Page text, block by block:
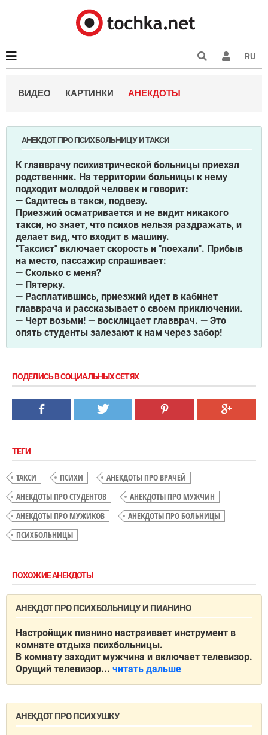
RU
ВИДЕО КАРТИНКИ АНЕКДОТЫ
АНЕКДОТ ПРО ПСИХБОЛЬНИЦУ И ТАКСИ
К главврачу психиатрической больницы приехал
родственник. На территории больницы к нему
подходит молодой человек и говорит:
— Садитесь в такси, подвезу.
Приезжий осматривается и не видит никакого
такси, но знает, что психов нельзя раздражать, и
делает вид, что входит в машину.
"Таксист" включает скорость и "поехали". Прибыв
на место, пассажир спрашивает:
— Сколько с меня?
— Пятерку.
— Расплатившись, приезжий идет в кабинет
главврача и рассказывает о своем приключении.
— Черт возьми! — восклицает главврач. — Это
опять студенты залезают к нам через забор!
ПОДЕЛИСЬ В СОЦИАЛЬНЫХ СЕТЯХ
ТЕГИ
ТАКСИ ПСИХИ
АНЕКДОТЫ ПРО ВРАЧЕЙ
АНЕКДОТЫ ПРО СТУДЕНТОВ
АНЕКДОТЫ ПРО МУЖЧИН
АНЕКДОТЫ ПРО МУЖИКОВ
АНЕКДОТЫ ПРО БОЛЬНИЦЫ
ПСИХБОЛЬНИЦЫ
ПОХОЖИЕ АНЕКДОТЫ
АНЕКДОТ ПРО ПСИХБОЛЬНИЦУ И ПИАНИНО
Настройщик пианино настраивает инструмент в
комнате отдыха психбольницы.
В комнату заходит мужчина и включает телевизор.
Орущий телевизор... читать дальше
АНЕКДОТ ПРО ПСИХУШКУ